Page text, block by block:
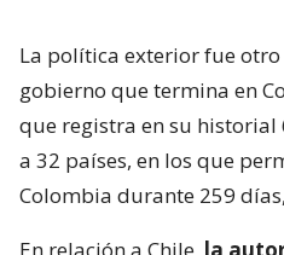
La política exterior fue otro
gobierno que termina en
que registra en su historial
a 32 países, en los que
Colombia durante 259